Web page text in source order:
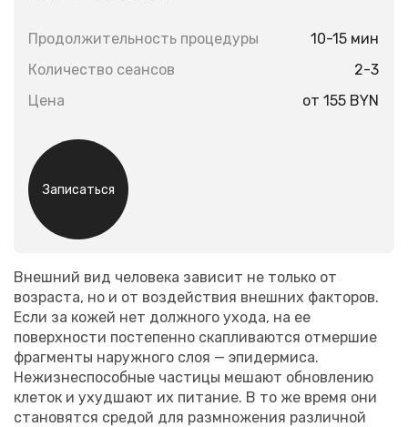
Продолжительность процедуры
10-15 мин
Количество сеансов
2-3
Цена
от 155 BYN
Записаться
Внешний вид человека зависит не только от
возраста, но и от воздействия внешних факторов.
Если за кожей нет должного ухода, на ее
поверхности постепенно скапливаются отмершие
фрагменты наружного слоя — эпидермиса.
Нежизнеспособные частицы мешают обновлению
клеток и ухудшают их питание. В то же время они
становятся средой для размножения различной